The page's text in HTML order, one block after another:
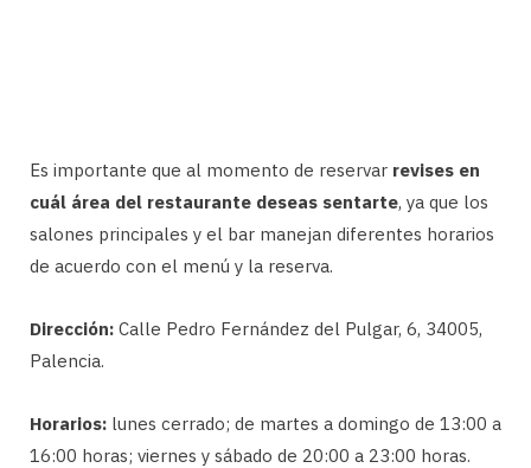
Es importante que al momento de reservar revises en
cuál área del restaurante deseas sentarte, ya que los
salones principales y el bar manejan diferentes horarios
de acuerdo con el menú y la reserva.
Dirección: Calle Pedro Fernández del Pulgar, 6, 34005,
Palencia.
Horarios: lunes cerrado; de martes a domingo de 13:00 a
16:00 horas; viernes y sábado de 20:00 a 23:00 horas.